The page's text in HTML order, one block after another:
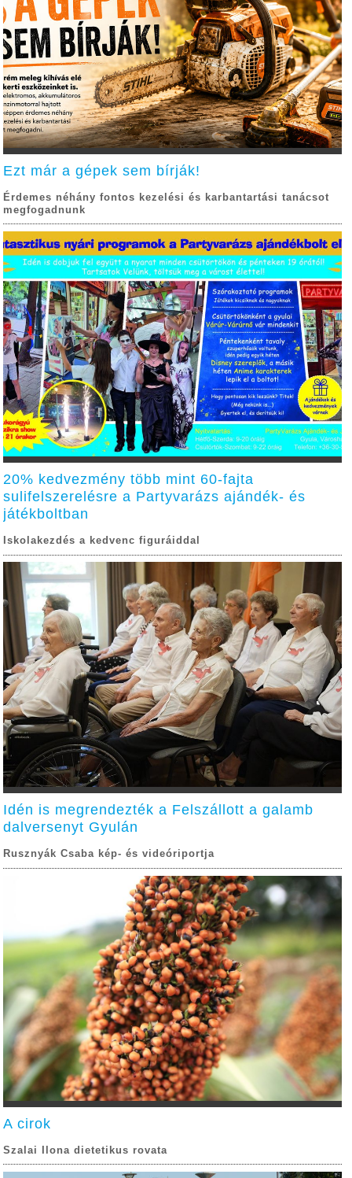
Ezt már a gépek sem bírják!
Érdemes néhány fontos kezelési és karbantartási tanácsot
megfogadnunk
20% kedvezmény több mint 60-fajta
sulifelszerelésre a Partyvarázs ajándék- és
játékboltban
Iskolakezdés a kedvenc figuráiddal
Idén is megrendezték a Felszállott a galamb
dalversenyt Gyulán
Rusznyák Csaba kép- és videóriportja
A cirok
Szalai Ilona dietetikus rovata